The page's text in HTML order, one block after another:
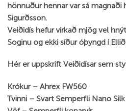
hönnuður hennar var sá
Sigurðsson.
Veiðidís hefur virkað mjög vel
Soginu og ekki síður óþyngd í
Hér er uppskrift Veiðidísar sem
Krókur – Ahrex FW560
Tvinni – Svart Semperfli Nano Silk